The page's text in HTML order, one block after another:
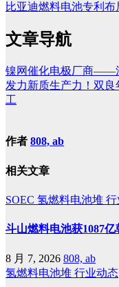
比亚迪燃料电池专利布
文章导航
镍网催化电极厂商——
发力新质生产力！双
工
作者 808, ab
相关文章
SOEC 氢燃料电池堆 行
斗山燃料电池获1087
8 月 7, 2026 808, ab
氢燃料电池堆 行业动态